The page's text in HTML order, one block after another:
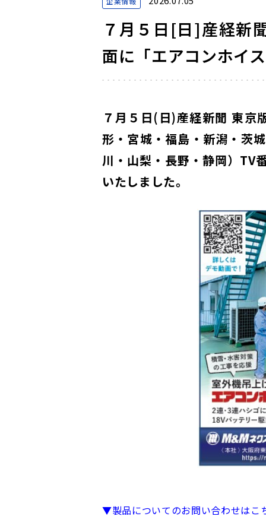
７月５日[日]産経新
面に「エアコンホイ
７月５日(日)産経新聞 東
形・宮城・福島・新潟・茨
川・山梨・長野・静岡）TV
いたしました。
▼製品についてのお問い合わせはこ